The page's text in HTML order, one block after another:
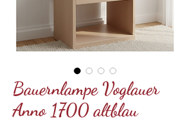
Bauernlampe Voglauer
Anno 1700 altblau